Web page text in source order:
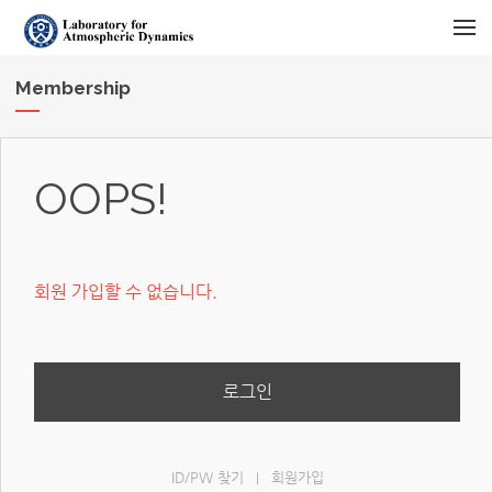
Membership
OOPS!
회원 가입할 수 없습니다.
로그인
ID/PW 찾기 회원가입